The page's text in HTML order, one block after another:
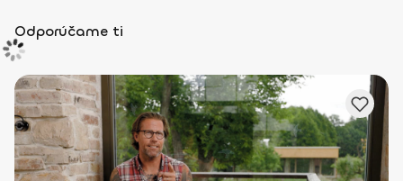
Odporúčame ti